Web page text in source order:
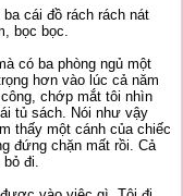
cái đồ rách rách nát
bọc bọc.
có ba phòng ngủ một
hơn vào lúc cả năm
chớp mắt tôi nhìn
tủ sách. Nói như vậy
thấy một cánh của chiếc
đứng chặn mất rồi. Cả
đi.